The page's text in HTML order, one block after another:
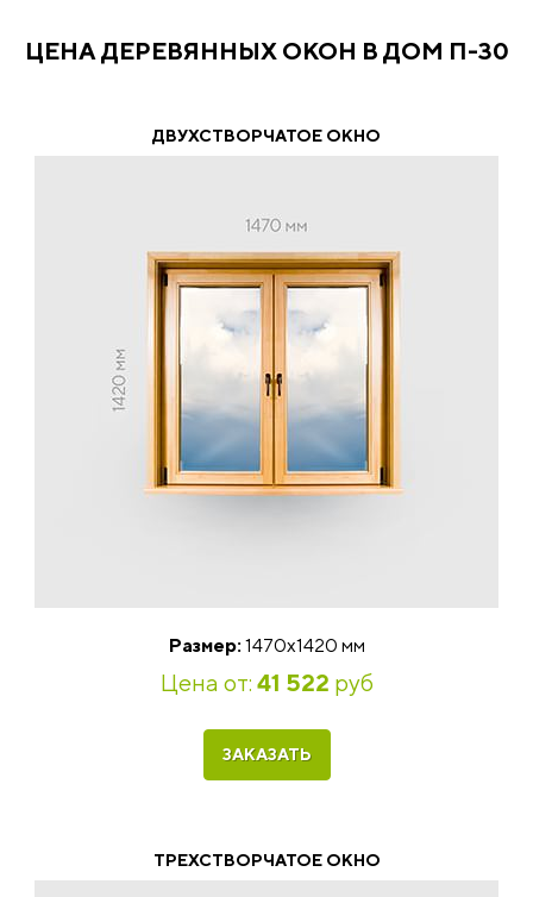
ЦЕНА ДЕРЕВЯННЫХ ОКОН В ДОМ П-30
ДВУХСТВОРЧАТОЕ ОКНО
Размер: 1470х1420 мм
Цена от: 41 522 руб
ЗАКАЗАТЬ
ТРЕХСТВОРЧАТОЕ ОКНО